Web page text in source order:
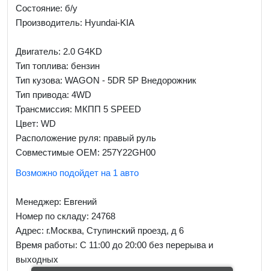
Состояние: б/у
Производитель: Hyundai-KIA
Двигатель: 2.0 G4KD
Тип топлива: бензин
Тип кузова: WAGON - 5DR 5P Внедорожник
Тип привода: 4WD
Трансмиссия: МКПП 5 SPEED
Цвет: WD
Расположение руля: правый руль
Совместимые OEM: 257Y22GH00
Возможно подойдет на 1 авто
Менеджер: Евгений
Номер по складу: 24768
Адрес: г.Москва, Ступинский проезд, д 6
Время работы: С 11:00 до 20:00 без перерыва и
выходных